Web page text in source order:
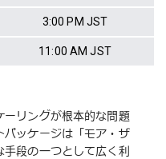
3:00 PM JST
11:00 AM JST
ーリングが根本的な問題
パッケージは「モア・ザ
段の一つとして広く利